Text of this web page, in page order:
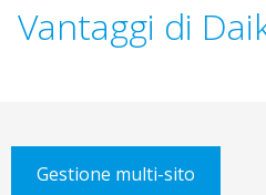
Vantaggi di
Gestione multi-sito